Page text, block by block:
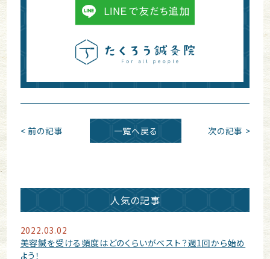
< 前の記事 一覧へ戻る 次の記事 >
人気の記事
2022.03.02
美容鍼を受ける頻度はどのくらいがベスト？週1回から始め
よう！